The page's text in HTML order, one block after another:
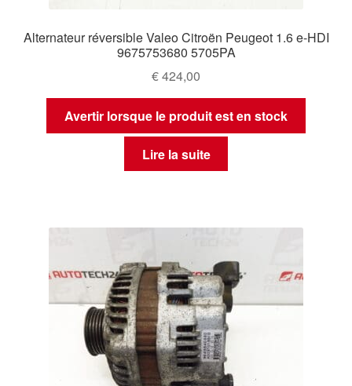
Alternateur réversible Valeo Citroën Peugeot 1.6 e-HDI
9675753680 5705PA
€424,00
Avertir lorsque le produit est en stock
Lire la suite